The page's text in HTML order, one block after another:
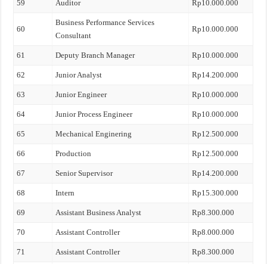
59 Auditor Rp10.000.000
60
Business Performance Services
Consultant
Rp10.000.000
61 Deputy Branch Manager Rp10.000.000
62 Junior Analyst Rp14.200.000
63 Junior Engineer Rp10.000.000
64 Junior Process Engineer Rp10.000.000
65 Mechanical Enginering Rp12.500.000
66 Production Rp12.500.000
67 Senior Supervisor Rp14.200.000
68 Intern Rp15.300.000
69 Assistant Business Analyst Rp8.300.000
70 Assistant Controller Rp8.000.000
71 Assistant Controller Rp8.300.000